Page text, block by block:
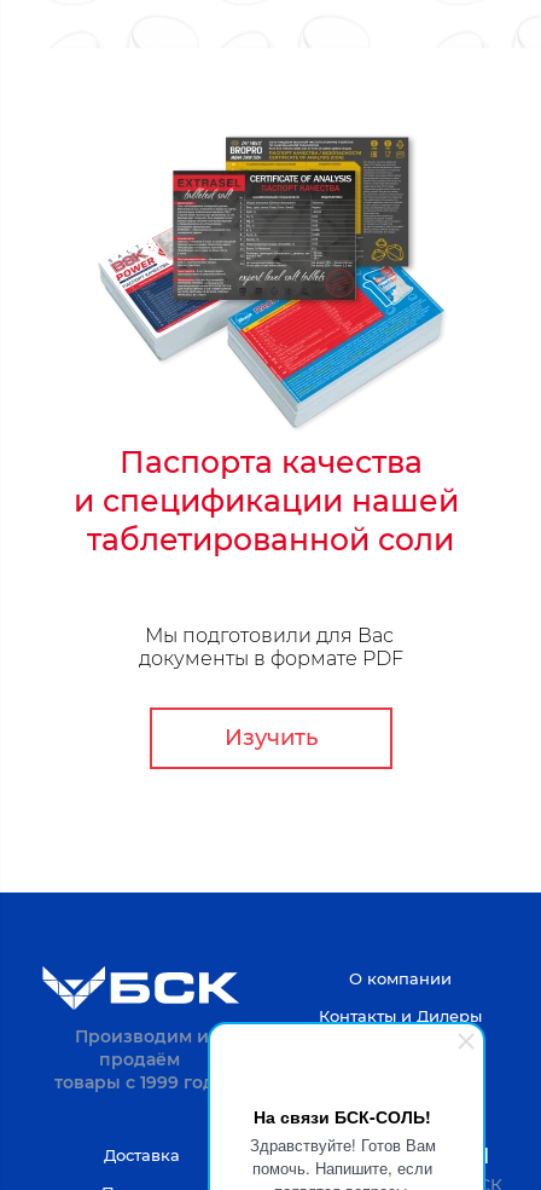
На связи БСК-СОЛЬ!
Здравствуйте! Готов Вам
помочь. Напишите, если
Изучить
Паспорта качества
и спецификации нашей
таблетированной соли
Мы подготовили для Вас
документы в формате PDF
Производим и
продаём
товары с 1999 года.
О компании
Контакты и Дилеры
Доставка
8-4722-20-52-31
Пн-Пт с 9 до 18 по МСК